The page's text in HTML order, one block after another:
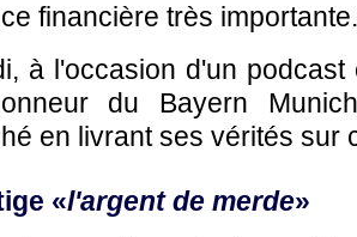
financière très importante.
à l'occasion d'un
du Bayern
en livrant ses vérités sur
«l'argent de merde»